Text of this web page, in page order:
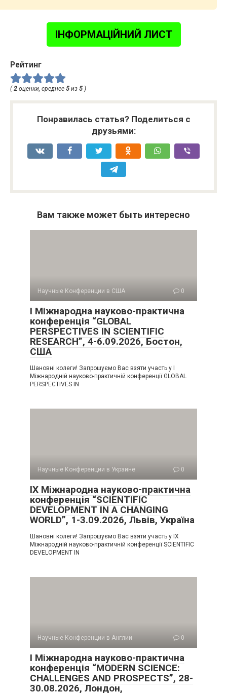
ІНФОРМАЦІЙНИЙ ЛИСТ
Рейтинг
( 2 оценки, среднее 5 из 5 )
Понравилась статья? Поделиться с
друзьями:
Вам также может быть интересно
Научные Конференции в США 0
I Міжнародна науково-практична
конференція “GLOBAL
PERSPECTIVES IN SCIENTIFIC
RESEARCH”, 4-6.09.2026, Бостон,
США
Шановні колеги! Запрошуємо Вас взяти участь у I
Міжнародній науково-практичній конференції GLOBAL
PERSPECTIVES IN
Научные Конференции в Украине 0
IX Міжнародна науково-практична
конференція “SCIENTIFIC
DEVELOPMENT IN A CHANGING
WORLD”, 1-3.09.2026, Львів, Україна
Шановні колеги! Запрошуємо Вас взяти участь у IX
Міжнародній науково-практичній конференції SCIENTIFIC
DEVELOPMENT IN
Научные Конференции в Англии 0
I Міжнародна науково-практична
конференція “MODERN SCIENCE:
CHALLENGES AND PROSPECTS”, 28-
30.08.2026, Лондон,